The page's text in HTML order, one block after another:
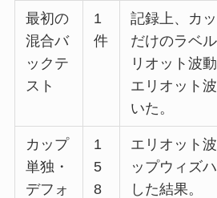
最初の
混合バ
ックテ
スト
1
件
記録上、カ
だけのラベ
リオット波
エリオット
いた。
カップ
単独・
デフォ
1
5
8
エリオット
ップウィズ
した結果。